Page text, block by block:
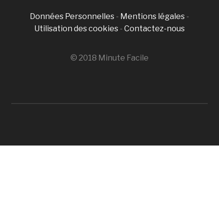
Données Personnelles - Mentions légales -
Utilisation des cookies - Contactez-nous
© 2018 Minute Facile